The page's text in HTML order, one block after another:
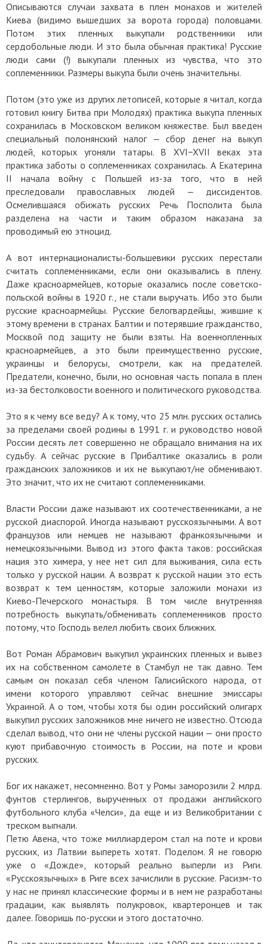
Описываются случаи захвата в плен монахов и жителей
Киева (видимо вышедших за ворота города) половцами.
Потом этих пленных выкупали родственники или
сердобольные люди. И это была обычная практика! Русские
люди сами (!) выкупали пленных из чувства, что это
соплеменники. Размеры выкупа были очень значительны.
Потом (это уже из других летописей, которые я читал, когда
готовил книгу Битва при Молодях) практика выкупа пленных
сохранилась в Московском великом княжестве. Был введен
специальный полонянский налог — сбор денег на выкуп
людей, которых угоняли татары. В XVI−XVII веках эта
практика заботы о соплеменниках сохранилась. А Екатерина
II начала войну с Польшей из-за того, что в ней
преследовали православных людей — диссидентов.
Осмелившаяся обижать русских Речь Посполита была
разделена на части и таким образом наказана за
проводимый ею этноцид.
А вот интернационалисты-большевики русских перестали
считать соплеменниками, если они оказывались в плену.
Даже красноармейцев, которые оказались после советско-
польской войны в 1920 г., не стали выручать. Ибо это были
русские красноармейцы. Русские белогвардейцы, жившие к
этому времени в странах Балтии и потерявшие гражданство,
Москвой под защиту не были взяты. На военнопленных
красноармейцев, а это были преимущественно русские,
украинцы и белорусы, смотрели, как на предателей.
Предатели, конечно, были, но основная часть попала в плен
из-за бестолковости военного и политического руководства.
Это я к чему все веду? А к тому, что 25 млн. русских остались
за пределами своей родины в 1991 г. и руководство новой
России десять лет совершенно не обращало внимания на их
судьбу. А сейчас русские в Прибалтике оказались в роли
гражданских заложников и их не выкупают/не обменивают.
Это значит, что их не считают соплеменниками.
Власти России даже называют их соотечественниками, а не
русской диаспорой. Иногда называют русскоязычными. А вот
французов или немцев не называют франкоязычными и
немецкоязычными. Вывод из этого факта таков: российская
нация это химера, у нее нет сил для выживания, сила есть
только у русской нации. А возврат к русской нации это есть
возврат к тем ценностям, которые заложили монахи из
Киево-Печерского монастыря. В том числе внутренняя
потребность выкупать/обменивать соплеменников просто
потому, что Господь велел любить своих ближних.
Вот Роман Абрамович выкупил украинских пленных и вывез
их на собственном самолете в Стамбул не так давно. Тем
самым он показал себя членом Галисийского народа, от
имени которого управляют сейчас внешние эмиссары
Украиной. А о том, чтобы хотя бы один российский олигарх
выкупил русских заложников мне ничего не известно. Отсюда
сделал вывод, что они не члены русской нации — они просто
куют прибавочную стоимость в России, на поте и крови
русских.
Бог их накажет, несомненно. Вот у Ромы заморозили 2 млрд.
фунтов стерлингов, вырученных от продажи английского
футбольного клуба «Челси», да еще и из Великобритании с
треском выгнали.
Петю Авена, что тоже миллиардером стал на поте и крови
русских, из Латвии выпереть хотят. Поделом. Я не говорю
уже о «Дожде», который реально выперли из Риги.
«Русскоязычных» в Риге всех зачислили в русские. Расизм-то
у нас не принял классические формы и в нем не разработаны
градации, как выявлять полукровок, квартеронцев и так
далее. Говоришь по-русски и этого достаточно.